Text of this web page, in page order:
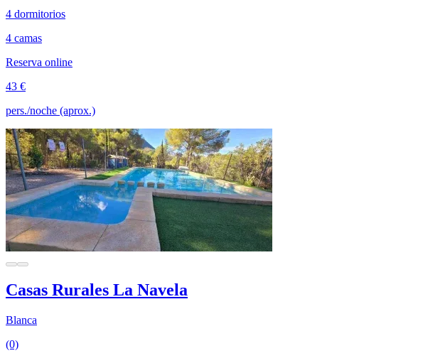
4 dormitorios
4 camas
Reserva online
43 €
pers./noche (aprox.)
Casas Rurales La Navela
Blanca
(0)